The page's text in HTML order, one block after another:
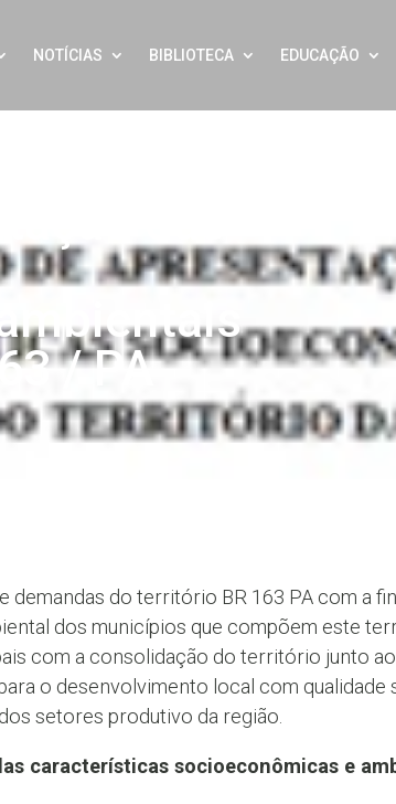
NOTÍCIAS BIBLIOTECA EDUCAÇÃO
das
/ PA
do território BR 163 PA com a
dos municípios que compõem este
com a consolidação do território junto ao
o desenvolvimento local com qualidade
setores produtivo da região.
características socioeconômicas e